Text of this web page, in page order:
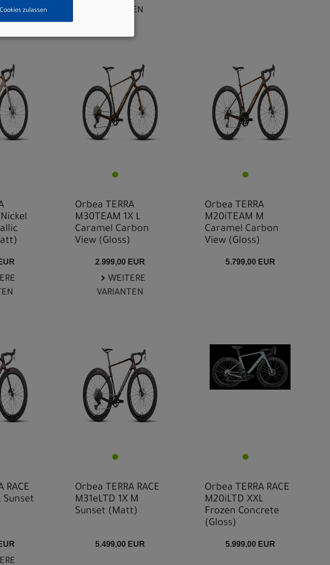
VARIANTEN
Orbea TERRA
M30TEAM 1X L
Caramel Carbon
View (Gloss)
2.999,00 EUR
WEITERE
VARIANTEN
Orbea TERRA
M20iTEAM M
Caramel Carbon
View (Gloss)
5.799,00 EUR
RACE
Sunset
Orbea TERRA RACE
M31eLTD 1X M
Sunset (Matt)
5.499,00 EUR
Orbea TERRA RACE
M20iLTD XXL
Frozen Concrete
(Gloss)
5.999,00 EUR
zulassen